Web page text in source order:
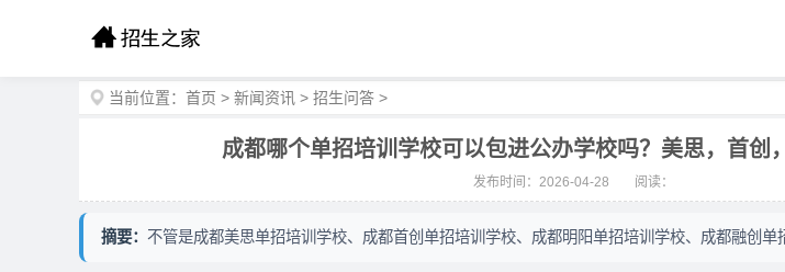
当前位置： 首页 > 新闻资讯 > 招生问答 >
成都哪个单招培训学校可以包进公办学校吗？美思，首创
发布时间：2026-04-28 阅读：
摘要： 不管是成都美思单招培训学校、成都首创单招培训学校、成都明阳单招培训学校、成都融创单